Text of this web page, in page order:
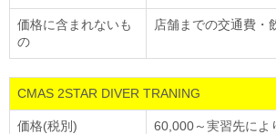
価格に含まれないも
の
店舗までの交通費・
CMAS 2STAR DIVER TRANING
価格(税別) 60,000～実習先によ